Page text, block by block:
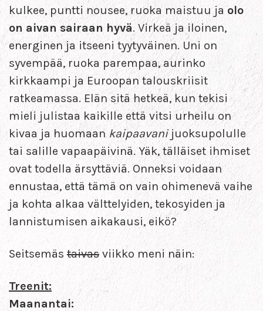
kulkee, puntti nousee, ruoka maistuu jaolo
on aivan sairaan hyvä. Virkeä ja iloinen,
energinen ja itseeni tyytyväinen. Uni on
syvempää, ruoka parempaa, aurinko
kirkkaampi ja Euroopan talouskriisit
ratkeamassa. Elän sitä hetkeä, kun tekisi
mieli julistaa kaikille että vitsi urheilu on
kivaa ja huomaan kaipaavanijuoksupolulle
tai salille vapaapäivinä. Yäk, tälläiset ihmiset
ovat todella ärsyttäviä. Onneksi voidaan
ennustaa, että tämä on vain ohimenevä vaihe
ja kohta alkaa välttelyiden, tekosyiden ja
lannistumisen aikakausi, eikö?
Seitsemäs taivas viikko meni näin:
Treenit:
Maanantai: